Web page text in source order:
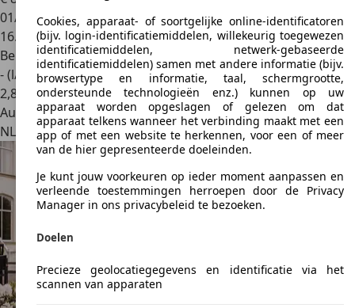
01/1978
16.724 km
Benzine
- (l/100 km)
2,8
Autobedrijf
NL 4051 CAOchten
Cookies, apparaat- of soortgelijke online-identificatoren
(bijv. login-identificatiemiddelen, willekeurig toegewezen
identificatiemiddelen, netwerk-gebaseerde
identificatiemiddelen) samen met andere informatie (bijv.
browsertype en informatie, taal, schermgrootte,
ondersteunde technologieën enz.) kunnen op uw
apparaat worden opgeslagen of gelezen om dat
apparaat telkens wanneer het verbinding maakt met een
app of met een website te herkennen, voor een of meer
van de hier gepresenteerde doeleinden.
Je kunt jouw voorkeuren op ieder moment aanpassen en
verleende toestemmingen herroepen door de Privacy
Manager in ons privacybeleid te bezoeken.
Doelen
Precieze geolocatiegegevens en identificatie via het
scannen van apparaten